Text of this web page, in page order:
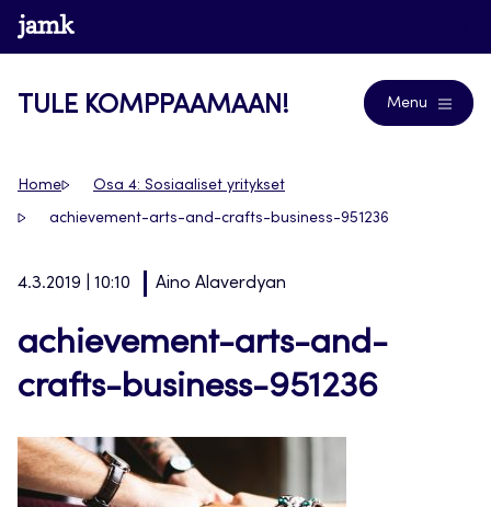
Siirry
suoraan
www.jamk.fi
TULE KOMPPAAMAAN! Menu
Home Osa 4: Sosiaaliset yritykset
achievement-arts-and-crafts-business-951236
4.3.2019 | 10:10 Aino Alaverdyan
achievement-arts-and-
crafts-business-951236